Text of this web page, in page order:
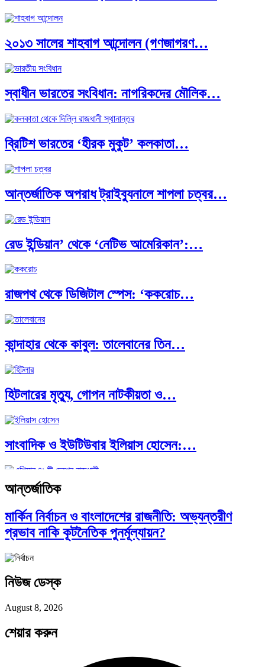
দক্ষিণ এশিয়ায় ‘জেন-জি’ বিপ্লব: বাংলাদেশ,…
বিশেষ ইন-ডেপ্থ রিপোর্ট: ক্রীড়া উৎসবে…
ভারত মহাসাগরের অশ্রু: শ্রীলঙ্কার ২৬…
ক্রূরতা ও ধ্বংসের মহাকাব্য: পৃথিবীর…
ব্রাজিল ও আর্জেন্টিনার কালো অধ্যায়:…
পূর্ব ইউরোপ বনাম তুরস্ক: শত…
পৃথিবীতে বর্তমানে মোট দেশের সংখ্যা…
এশিয়ান সেঞ্চুরির দ্বৈরথ: চীন-ভারতের বৈশ্বিক…
২০১৩ সালের শাহবাগ আন্দোলন (গণজাগরণ…
স্বাধীন ভারতের সংবিধান: নাগরিকদের মৌলিক…
ব্রিটিশ ভারতের ‘হীরক মুকুট’ কলকাতা…
আন্তর্জাতিক অপরাধ ট্রাইব্যুনালে শাপলা চত্বর…
রেড ইন্ডিয়ান’ থেকে ‘নেটিভ আমেরিকান’:…
রাজপথ থেকে ডিজিটাল স্পেস: ‘ককরোচ…
কান্দাহার থেকে কাবুল: তালেবানের তিন…
হিটলারের মৃত্যু, গোপন নাটকীয়তা ও…
সাংবাদিক ও ইউটিউবার ইলিয়াস হোসেন:…
আন্তর্জাতিক প্রতিবেদন: এশিয়া মহাদেশের ৪৯টি…
সব সভ্যতারই তো পতন হয়:…
আন্তর্জাতিক
মার্কিন নির্বাচন ও বাংলাদেশের রাজনীতি: অভ্যন্তরীণ
প্রভাব নাকি কূটনৈতিক পুনর্মূল্যায়ন?
নিউজ ডেস্ক
August 8, 2026
শেয়ার করুন